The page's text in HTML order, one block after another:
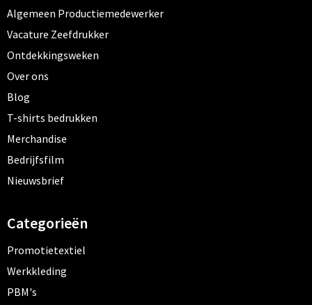
Algemeen Productiemedewerker
Vacature Zeefdrukker
Ontdekkingsweken
Over ons
Blog
T-shirts bedrukken
Merchandise
Bedrijfsfilm
Nieuwsbrief
Categorieën
Promotietextiel
Werkkleding
PBM's